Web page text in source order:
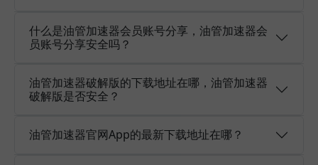
什么是油管加速器会员账号分享，油管加速器会
员账号分享安全吗？
油管加速器破解版的下载地址在哪，油管加速器
破解版是否安全？
油管加速器官网App的最新下载地址在哪？